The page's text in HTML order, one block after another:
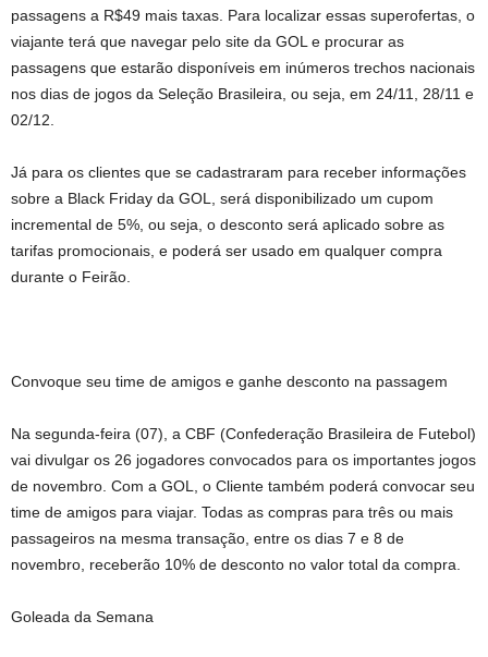
passagens a R$49 mais taxas. Para localizar essas superofertas, o
viajante terá que navegar pelo site da GOL e procurar as
passagens que estarão disponíveis em inúmeros trechos nacionais
nos dias de jogos da Seleção Brasileira, ou seja, em 24/11, 28/11 e
02/12.
Já para os clientes que se cadastraram para receber informações
sobre a Black Friday da GOL, será disponibilizado um cupom
incremental de 5%, ou seja, o desconto será aplicado sobre as
tarifas promocionais, e poderá ser usado em qualquer compra
durante o Feirão.
Convoque seu time de amigos e ganhe desconto na passagem
Na segunda-feira (07), a CBF (Confederação Brasileira de Futebol)
vai divulgar os 26 jogadores convocados para os importantes jogos
de novembro. Com a GOL, o Cliente também poderá convocar seu
time de amigos para viajar. Todas as compras para três ou mais
passageiros na mesma transação, entre os dias 7 e 8 de
novembro, receberão 10% de desconto no valor total da compra.
Goleada da Semana